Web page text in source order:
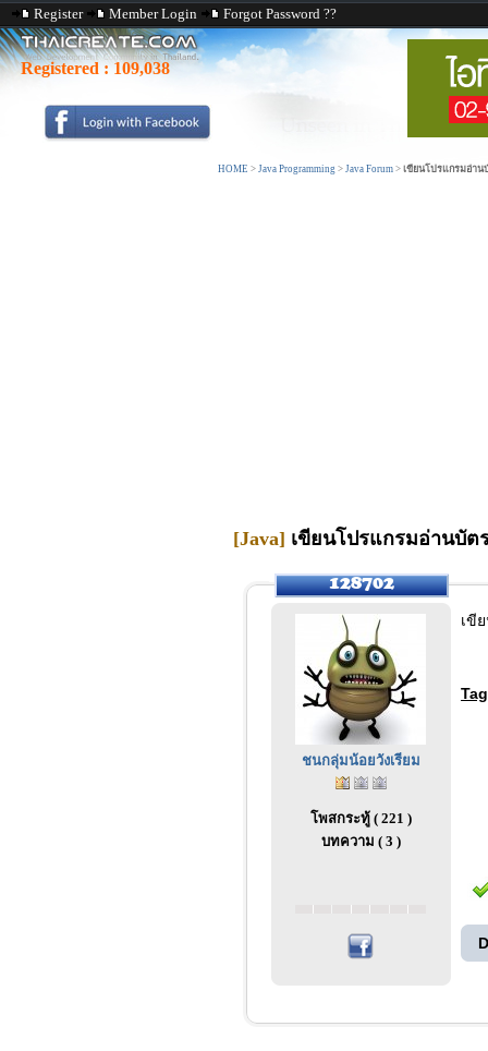
Register Member Login Forgot Password ??
Registered : 109,038
HOME > Java Programming > Java Forum > เขียนโปรแกรมอ่าน
[Java] เขียนโปรแกรมอ่านบัต
ชนกลุ่มน้อยวังเรียม
โพสกระทู้ ( 221 )
บทความ ( 3 )
เขี
Tag